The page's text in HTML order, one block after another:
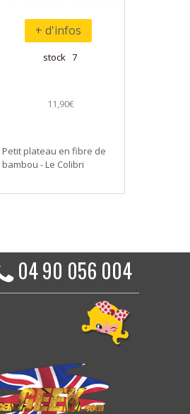
+ d'infos
stock 7
11,90€
Petit plateau en fibre de
bambou - Le Colibri
04 90 056 004